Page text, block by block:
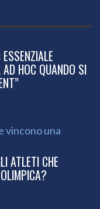
HOC QUANDO SI
ATLETI CHE